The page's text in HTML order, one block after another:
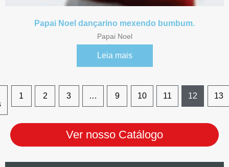
Papai Noel dançarino mexendo bumbum.
Papai Noel
Leia mais
1 2 3 … 9 10 11 12 13
Ver nosso Catálogo